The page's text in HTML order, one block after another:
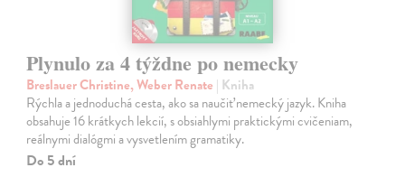
Plynulo za 4 týždne po nemecky
Breslauer Christine, Weber Renate | Kniha
Rýchla a jednoduchá cesta, ako sa naučiť nemecký jazyk. Kniha
obsahuje 16 krátkych lekcií, s obsiahlymi praktickými cvičeniam,
reálnymi dialógmi a vysvetlením gramatiky.
Do 5 dní